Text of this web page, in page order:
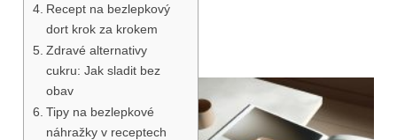
Recept na bezlepkový
dort krok za krokem
Zdravé alternativy
cukru: Jak sladit bez
obav
Tipy na bezlepkové
náhražky v receptech